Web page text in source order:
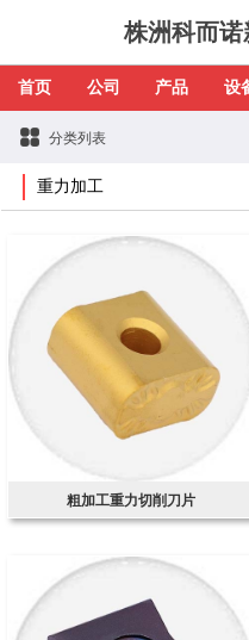
株洲科而诺
首页 公司 产品 设
分类列表
重力加工
粗加工重力切削刀片